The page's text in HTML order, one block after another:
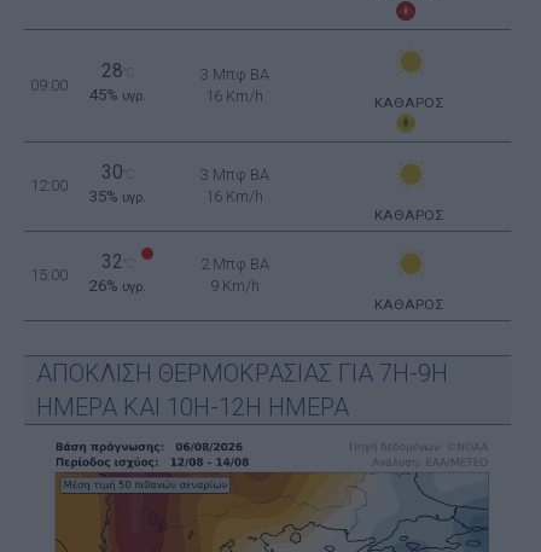
09:00
28
45% υγρ.
3 Μπφ BA
16 Km/h
ΚΑΘΑΡΟΣ
12:00
30
35% υγρ.
3 Μπφ BA
16 Km/h
ΚΑΘΑΡΟΣ
15:00
32
26% υγρ.
2 Μπφ BA
9 Km/h
ΚΑΘΑΡΟΣ
ΑΠΟΚΛΙΣΗ ΘΕΡΜΟΚΡΑΣΙΑΣ ΓΙΑ 7Η-9Η
ΗΜΕΡΑ ΚΑΙ 10Η-12Η ΗΜΕΡΑ